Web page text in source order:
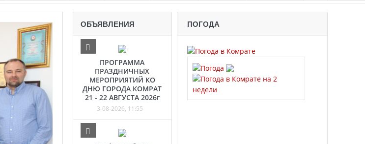
ОБЪЯВЛЕНИЯ
ПРОГРАММА
ПРАЗДНИЧНЫХ
МЕРОПРИЯТИЙ КО
ДНЮ ГОРОДА КОМРАТ
21 - 22 АВГУСТА 2026г
3-08-2026, 11:55
ПОГОДА